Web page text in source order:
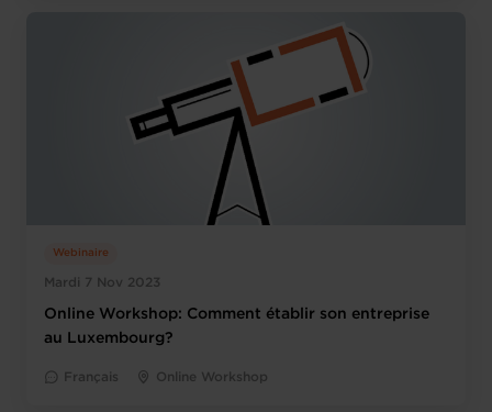
Mardi 7 Nov 2023
Webinaire
Online Workshop: Comment établir son entreprise
au Luxembourg?
Français Online Workshop